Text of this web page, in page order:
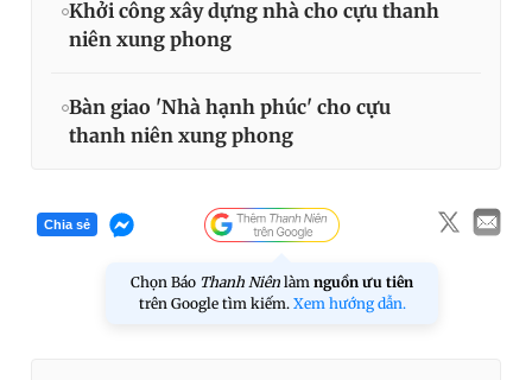
Khởi công xây dựng nhà cho cựu thanh
niên xung phong
Bàn giao 'Nhà hạnh phúc' cho cựu
thanh niên xung phong
Chia sẻ
Chọn Báo Thanh Niên làm nguồn ưu tiên
trên Google tìm kiếm. Xem hướng dẫn.